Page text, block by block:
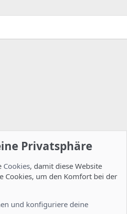
Privatsphäre
Cookies, damit diese Website
Cookies, um den Komfort bei der
und konfiguriere deine